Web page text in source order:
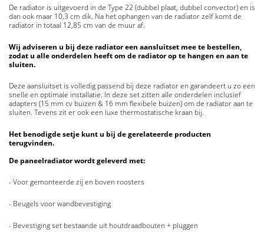
De radiator is uitgevoerd in de Type 22 (dubbel plaat, dubbel convector) en is
dan ook maar 10,3 cm dik. Na het ophangen van de radiator zelf komt de
radiator in totaal 12,85 cm van de muur af.
Wij adviseren u bij deze radiator een aansluitset mee te bestellen,
zodat u alle onderdelen heeft om de radiator op te hangen en aan te
sluiten.
Deze aansluitset is volledig passend bij deze radiator en garandeert u zo een
snelle en optimale installatie. In deze set zitten alle onderdelen inclusief
adapters (15 mm cv buizen & 16 mm flexibele buizen) om de radiator aan te
sluiten. Tevens zit er ook een luxe thermostatische kraan bij.
Het benodigde setje kunt u bij de gerelateerde producten
terugvinden.
De paneelradiator wordt geleverd met:
- Voor gemonteerde zij en boven roosters
- Beugels voor wandbevestiging
- Bevestiging set bestaande uit houtdraadbouten + pluggen